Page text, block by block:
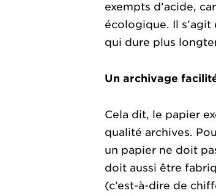
exempts d’acide,
écologique. Il
qui dure plus
Un archivage
Cela dit, le papier
qualité archives.
un papier ne doit
doit aussi être
(c’est-à-dire de